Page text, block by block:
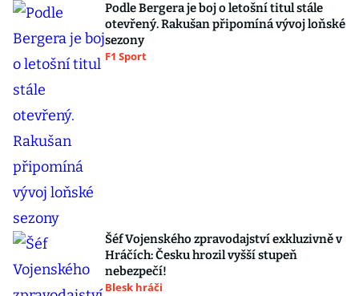
Podle Bergera je boj o letošní titul stále
otevřený. Rakušan připomíná vývoj loňské
sezony
F1 Sport
Šéf Vojenského zpravodajství exkluzivně v
Hráčích: Česku hrozil vyšší stupeň
nebezpečí!
Blesk hráči